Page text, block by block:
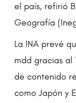
el país, refirió
Geografía
La INA prevé
mdd gracias al
de contenido
como Japón y